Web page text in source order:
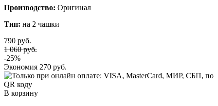
Производство: Оригинал
Тип: на 2 чашки
790 руб.
1 060 руб.
-25%
Экономия 270 руб.
В корзину